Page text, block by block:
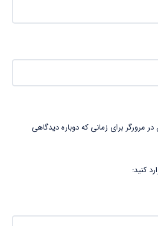
مرورگر برای زمانی که دوباره دیدگاهی
کنید: